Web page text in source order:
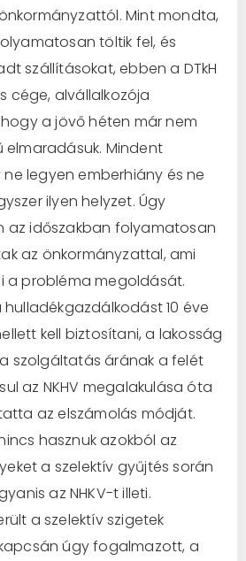
Mint mondta,
töltik fel, és
szállításokat, ebben a DTkH
cége, alvállalkozója
a jövő héten már nem
elmaradásuk. Mindent
legyen emberhiány és ne
ilyen helyzet. Úgy
az időszakban folyamatosan
az önkormányzattal, ami
a probléma megoldását.
10 éve
kell biztosítani, a lakosság
szolgáltatás árának a felét
az NKHV megalakulása óta
az elszámolás módját.
hasznuk azokból az
a szelektív gyűjtés során
az NHKV-t illeti.
a szelektív szigetek
úgy fogalmazott, a